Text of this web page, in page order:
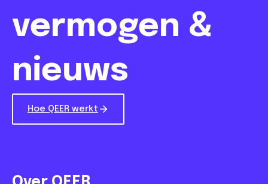
vermogen &
nieuws
Hoe QEER werkt